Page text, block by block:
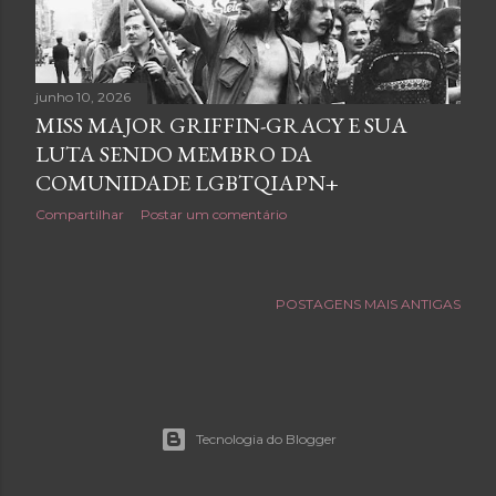
e
n
s
junho 10, 2026
MISS MAJOR GRIFFIN-GRACY E SUA
LUTA SENDO MEMBRO DA
COMUNIDADE LGBTQIAPN+
Compartilhar Postar um comentário
POSTAGENS MAIS ANTIGAS
Tecnologia do Blogger